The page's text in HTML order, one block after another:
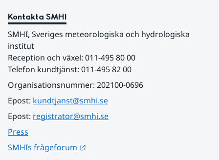
Kontakta SMHI
SMHI, Sveriges meteorologiska och hydrologiska
institut
Reception och växel: 011-495 80 00
Telefon kundtjänst: 011-495 82 00
Organisationsnummer: 202100-0696
Epost: kundtjanst@smhi.se
Epost: registrator@smhi.se
Press
SMHIs frågeforum